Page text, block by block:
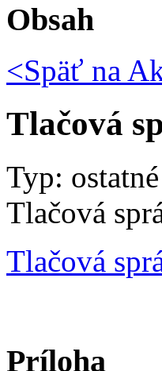
Obsah
<Späť na
Tlačová
Typ: ostatné
Tlačová
Tlačová
Príloha